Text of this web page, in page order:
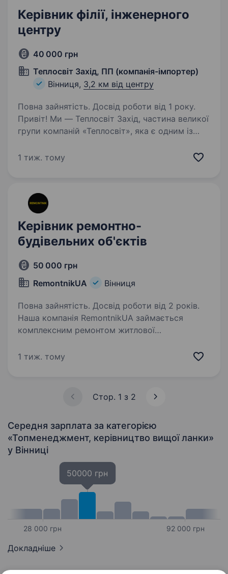
Керівник філії, інженерного
центру
40 000 грн
Теплосвіт Захід, ПП (компанія-імпортер)
Вінниця, 3,2 км від центру
Повна зайнятість. Досвід роботи від 1 року.
Привіт! Ми — Теплосвіт Захід, частина великої
групи компаній «Теплосвіт», яка є одним із
та енергозберігаючих технологій в Україні.
1 тиж. тому
Керівник ремонтно-
будівельних об'єктів
50 000 грн
RemontnikUA
Вінниця
Повна зайнятість. Досвід роботи від 2 років.
Наша компанія RemontnikUA займається
комплексним ремонтом житлової
Шукаємо керівника проєктів, який вміє
1 тиж. тому
Стор. 1 з 2
Середня зарплата за категорією
«Топменеджмент, керівництво вищої ланки»
у Вінниці
28 000 грн
50000 грн
92 000 грн
Докладніше